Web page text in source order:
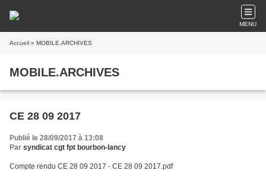
MENU
Accueil » MOBILE.ARCHIVES
MOBILE.ARCHIVES
CE 28 09 2017
Publié le 28/09/2017 à 13:08
Par syndicat cgt fpt bourbon-lancy
Compte rendu CE 28 09 2017 - CE 28 09 2017.pdf